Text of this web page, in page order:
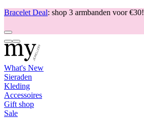
Bracelet Deal: shop 3 armbanden voor €30!
What's New
Sieraden
Kleding
Accessoires
Gift shop
Sale